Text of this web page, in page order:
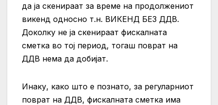
да ја скенираат за време на продолжениот
викенд односно т.н. ВИКЕНД БЕЗ ДДВ.
Доколку не ја скенираат фискалната
сметка во тој период, тогаш поврат на
ДДВ нема да добијат.
Инаку, како што е познато, за регуларниот
поврат на ДДВ, фискалната сметка има